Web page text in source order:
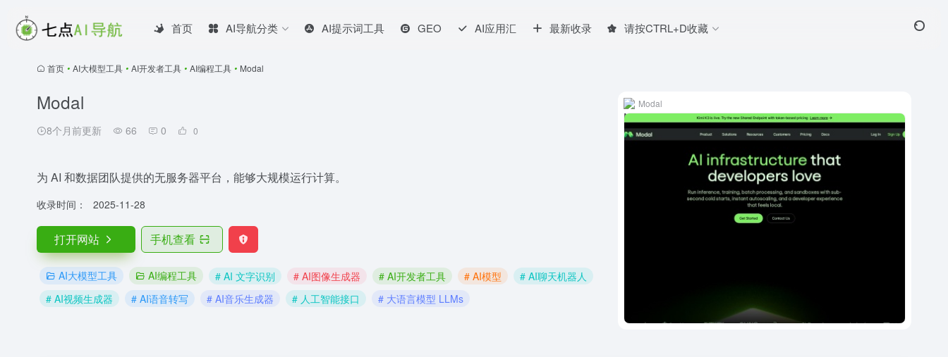
首页 AI导航分类 AI提示词工具 GEO AI应用汇 最新收录 请按CTRL+D收藏
首页 • AI大模型工具 • AI开发者工具 • AI编程工具 • Modal
Modal
8个月前更新 66 0 0
为 AI 和数据团队提供的无服务器平台，能够大规模运行计算。
收录时间： 2025-11-28
打开网站 手机查看
AI大模型工具 AI编程工具 # AI 文字识别 # AI图像生成器 # AI开发者工具 # AI模型
# AI聊天机器人
# AI视频生成器
# AI语音转写 # AI音乐生成器 # 人工智能接口 # 大语言模型 LLMs
Modal